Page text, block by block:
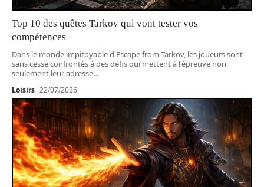
Top 10 des quêtes Tarkov qui vont tester vos
compétences
Dans le monde impitoyable d'Escape from Tarkov, les joueurs sont
sans cesse confrontés à des défis qui mettent à l'épreuve non
seulement leur adresse…
Loisirs 22/07/2026